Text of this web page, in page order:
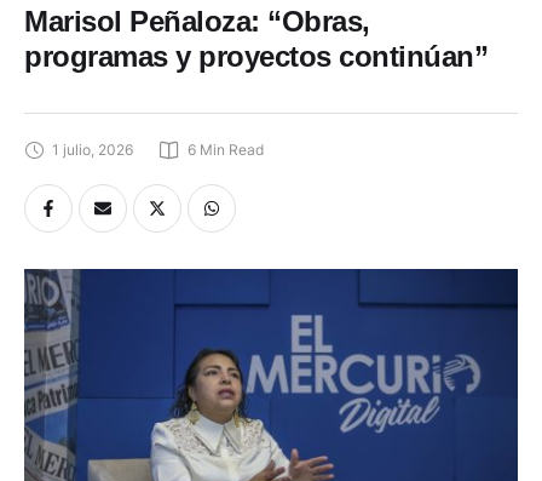
Marisol Peñaloza: “Obras,
programas y proyectos continúan”
1 julio, 2026 6 Min Read